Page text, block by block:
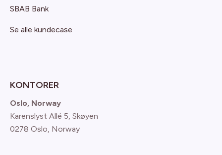
SBAB Bank
Se alle kundecase
KONTORER
Oslo, Norway
Karenslyst Allé 5, Skøyen
0278 Oslo, Norway